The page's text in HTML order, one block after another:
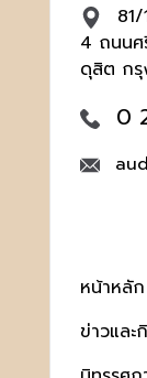
4 ถนนศ
ดุสิต กรุ
0
หน้าหลัก
ข่าวและ